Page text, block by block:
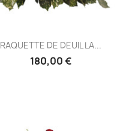
Aperçu rapide
RAQUETTE DE DEUIL LA...
180,00 €